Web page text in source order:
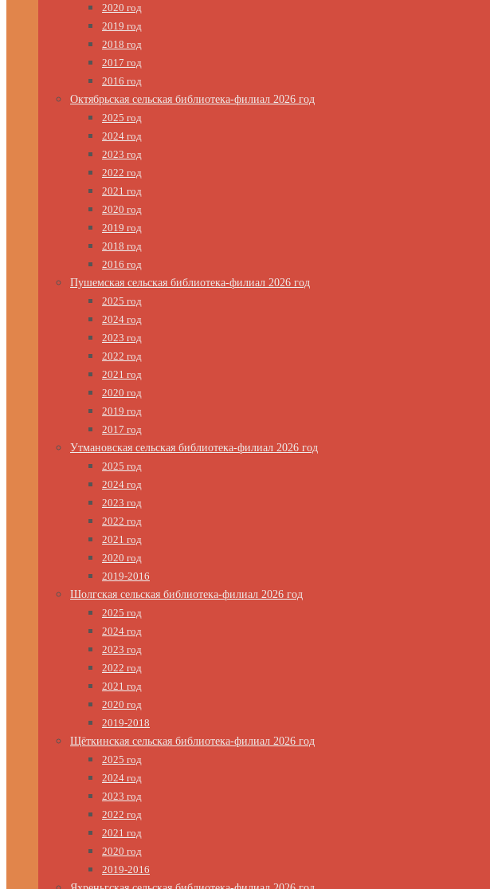
2020 год
2019 год
2018 год
2017 год
2016 год
Октябрьская сельская библиотека-филиал 2026 год
2025 год
2024 год
2023 год
2022 год
2021 год
2020 год
2019 год
2018 год
2016 год
Пушемская сельская библиотека-филиал 2026 год
2025 год
2024 год
2023 год
2022 год
2021 год
2020 год
2019 год
2017 год
Утмановская сельская библиотека-филиал 2026 год
2025 год
2024 год
2023 год
2022 год
2021 год
2020 год
2019-2016
Шолгская сельская библиотека-филиал 2026 год
2025 год
2024 год
2023 год
2022 год
2021 год
2020 год
2019-2018
Щёткинская сельская библиотека-филиал 2026 год
2025 год
2024 год
2023 год
2022 год
2021 год
2020 год
2019-2016